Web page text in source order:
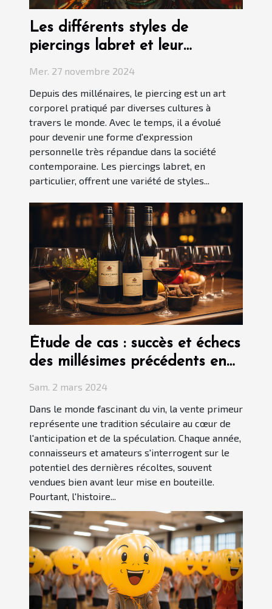
Les différents styles de
piercings labret et leur
signification
Mer. 27 novembre 2024
Depuis des millénaires, le piercing est un art
corporel pratiqué par diverses cultures à
travers le monde. Avec le temps, il a évolué
pour devenir une forme d'expression
personnelle très répandue dans la société
contemporaine. Les piercings labret, en
particulier, offrent une variété de styles...
Étude de cas : succès et échecs
des millésimes précédents en
vente primeur
Sam. 2 mars 2024
Dans le monde fascinant du vin, la vente primeur
représente une tradition séculaire au cœur de
l'anticipation et de la spéculation. Chaque année,
connaisseurs et amateurs s'interrogent sur le
potentiel des dernières récoltes, souvent
vendues bien avant leur mise en bouteille.
Pourtant, l'histoire...